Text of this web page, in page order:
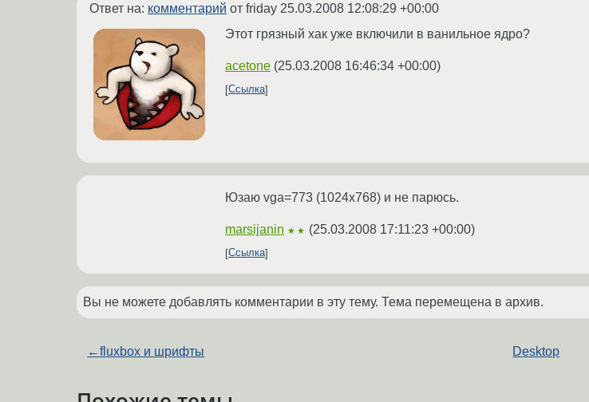
Ответ на: комментарий от friday 25.03.2008 12:08:29 +00:00
Этот грязный хак уже включили в ванильное ядро?
acetone (25.03.2008 16:46:34 +00:00)
Ссылка
Юзаю vga=773 (1024x768) и не парюсь.
marsijanin ★★ (25.03.2008 17:11:23 +00:00)
Ссылка
Вы не можете добавлять комментарии в эту тему. Тема перемещена в архив.
←fluxbox и шрифты Desktop